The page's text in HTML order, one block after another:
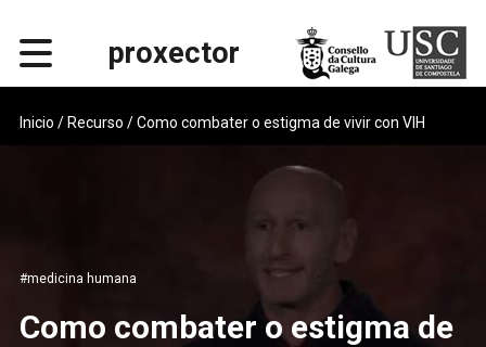
proxector
Inicio / Recurso / Como combater o estigma de vivir con VIH
#medicina humana
Como combater o estigma de